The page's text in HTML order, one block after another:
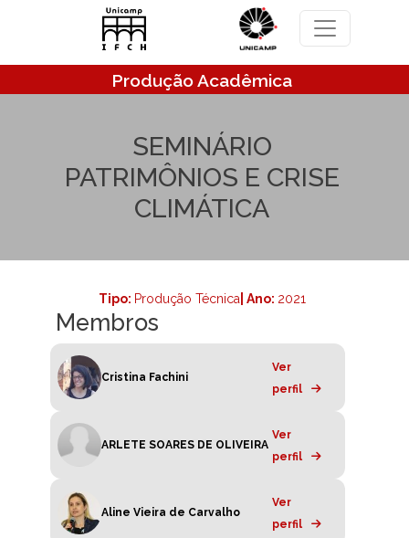
Pular para o conteúdo principal
Produção Acadêmica
SEMINÁRIO
PATRIMÔNIOS E CRISE
CLIMÁTICA
Tipo: Produção Técnica | Ano: 2021
Membros
Cristina Fachini
Ver
perfil
ARLETE SOARES DE OLIVEIRA
Ver
perfil
Aline Vieira de Carvalho
Ver
perfil